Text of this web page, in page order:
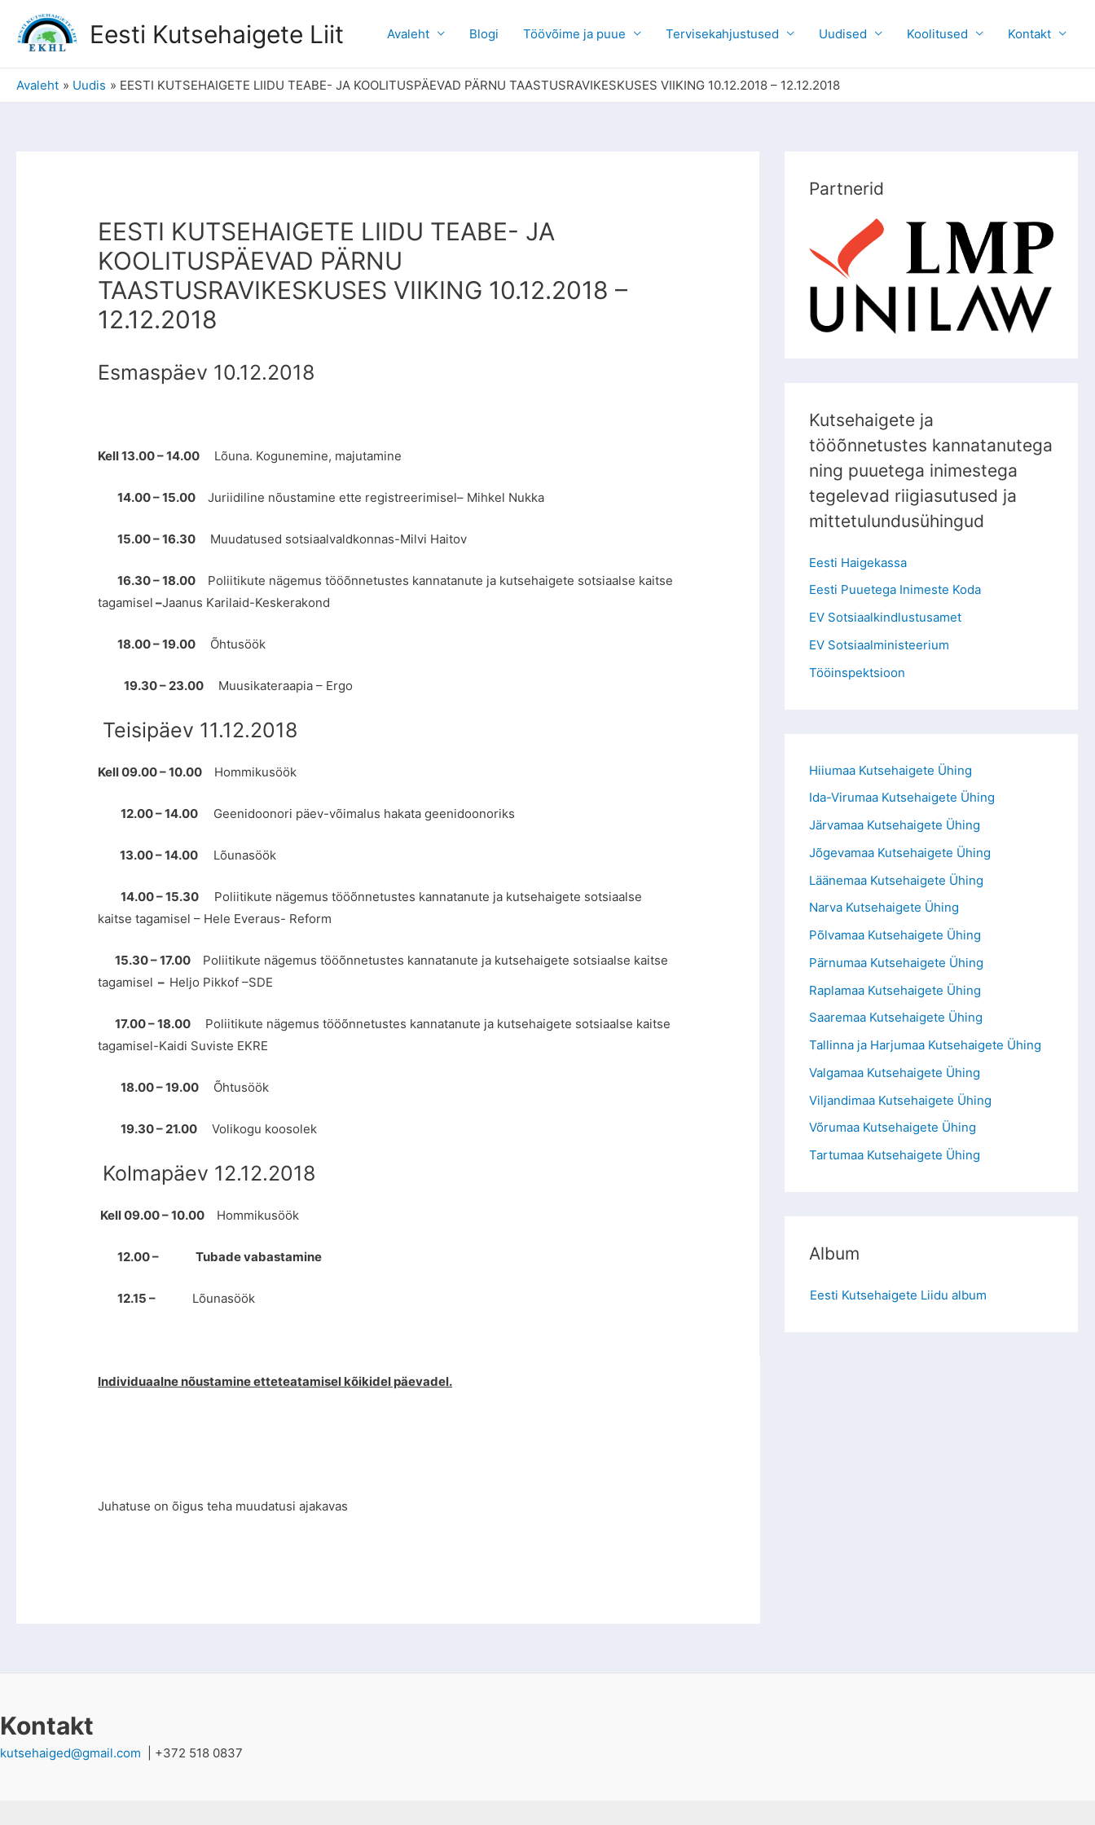
Eesti Kutsehaigete Liit Avaleht Blogi Töövõime ja puue Tervisekahjustused Uudised Koolitused Kontakt
Avaleht Uudis EESTI KUTSEHAIGETE LIIDU TEABE- JA KOOLITUSPÄEVAD PÄRNU TAASTUSRAVIKESKUSES VIIKING 10.12.2018 – 12.12.2018
EESTI KUTSEHAIGETE LIIDU TEABE- JA
KOOLITUSPÄEVAD PÄRNU
TAASTUSRAVIKESKUSES VIIKING 10.12.2018 –
12.12.2018
Esmaspäev 10.12.2018
Kell 13.00 – 14.00 Lõuna. Kogunemine, majutamine
14.00 – 15.00Juriidiline nõustamine ette registreerimisel– Mihkel Nukka
15.00 – 16.30 Muudatused sotsiaalvaldkonnas-Milvi Haitov
16.30 – 18.00 Poliitikute nägemus tööõnnetustes kannatanute ja kutsehaigete sotsiaalse kaitse
tagamisel –Jaanus Karilaid-Keskerakond
18.00 – 19.00 Õhtusöök
19.30 – 23.00 Muusikateraapia – Ergo
Teisipäev 11.12.2018
Kell 09.00 – 10.00 Hommikusöök
12.00 – 14.00 Geenidoonori päev-võimalus hakata geenidoonoriks
13.00 – 14.00 Lõunasöök
14.00 – 15.30
Poliitikute nägemus tööõnnetustes kannatanute ja kutsehaigete sotsiaalse
kaitse tagamisel – Hele Everaus- Reform
15.30 – 17.00 Poliitikute nägemus tööõnnetustes kannatanute ja kutsehaigete sotsiaalse kaitse
tagamisel – Heljo Pikkof –SDE
17.00 – 18.00 Poliitikute nägemus tööõnnetustes kannatanute ja kutsehaigete sotsiaalse kaitse
tagamisel-Kaidi Suviste EKRE
18.00 – 19.00 Õhtusöök
19.30 – 21.00Volikogu koosolek
Kolmapäev 12.12.2018
Kell 09.00 – 10.00 Hommikusöök
12.00 – Tubade vabastamine
12.15 – Lõunasöök
Individuaalne nõustamine etteteatamisel kõikidel päevadel.
Juhatuse on õigus teha muudatusi ajakavas
Partnerid
Kutsehaigete ja
tööõnnetustes kannatanutega
ning puuetega inimestega
tegelevad riigiasutused ja
mittetulundusühingud
Eesti Haigekassa
Eesti Puuetega Inimeste Koda
EV Sotsiaalkindlustusamet
EV Sotsiaalministeerium
Tööinspektsioon
Hiiumaa Kutsehaigete Ühing
Ida-Virumaa Kutsehaigete Ühing
Järvamaa Kutsehaigete Ühing
Jõgevamaa Kutsehaigete Ühing
Läänemaa Kutsehaigete Ühing
Narva Kutsehaigete Ühing
Põlvamaa Kutsehaigete Ühing
Pärnumaa Kutsehaigete Ühing
Raplamaa Kutsehaigete Ühing
Saaremaa Kutsehaigete Ühing
Tallinna ja Harjumaa Kutsehaigete Ühing
Valgamaa Kutsehaigete Ühing
Viljandimaa Kutsehaigete Ühing
Võrumaa Kutsehaigete Ühing
Tartumaa Kutsehaigete Ühing
Album
Eesti Kutsehaigete Liidu album
Kontakt
kutsehaiged@gmail.com | +372 518 0837